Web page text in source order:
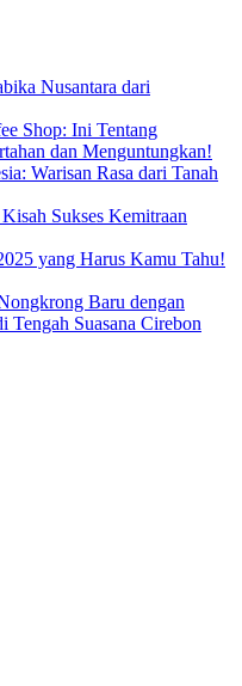
Nusantara dari
Shop: Ini Tentang
dan Menguntungkan!
Warisan Rasa dari Tanah
Sukses Kemitraan
yang Harus Kamu Tahu!
Baru dengan
Suasana Cirebon